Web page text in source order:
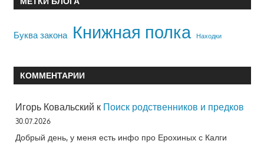
Буква закона Книжная полка Находки
КОММЕНТАРИИ
Игорь Ковальский к Поиск родственников и предков
30.07.2026
Добрый день, у меня есть инфо про Ерохиных с Калги